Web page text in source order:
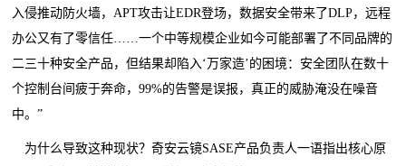
入侵推动防火墙，APT攻击让EDR登场，数据安全带来了DLP，远程
办公又有了零信任……一个中等规模企业如今可能部署了不同品牌的
二三十种安全产品，但结果却陷入‘万家造’的困境：安全团队在数十
个控制台间疲于奔命，99%的告警是误报，真正的威胁淹没在噪音
中。”
为什么导致这种现状？奇安云镜SASE产品负责人一语指出核心原